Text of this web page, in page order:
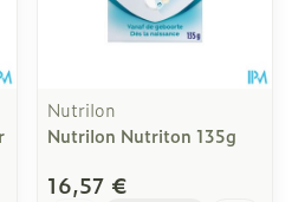
Nutrilon
Nutrilon Nutriton 135g
16,57 €